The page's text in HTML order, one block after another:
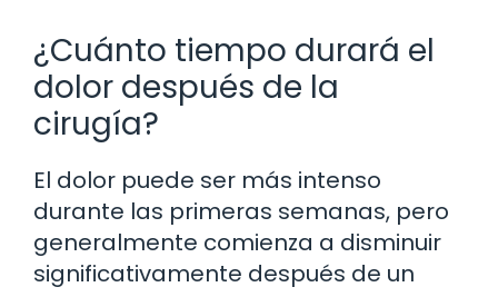
¿Cuánto tiempo durará el
dolor después de la
cirugía?
El dolor puede ser más intenso
durante las primeras semanas, pero
generalmente comienza a disminuir
significativamente después de un